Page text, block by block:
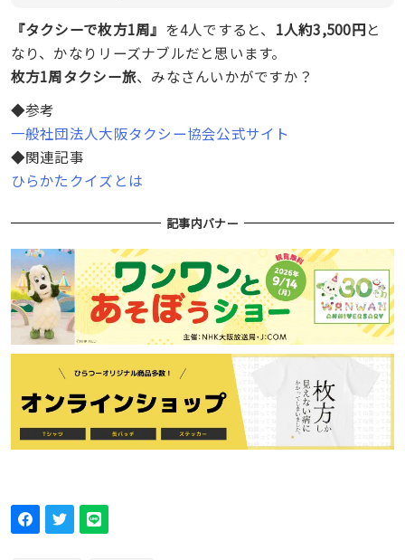
『タクシーで枚方1周』 を4人ですると、 1人約3,500円と
なり、かなりリーズナブルだと思います。
枚方1周タクシー旅、みなさんいかがですか？
◆参考
一般社団法人大阪タクシー協会公式サイト
◆関連記事
ひらかたクイズとは
記事内バナー